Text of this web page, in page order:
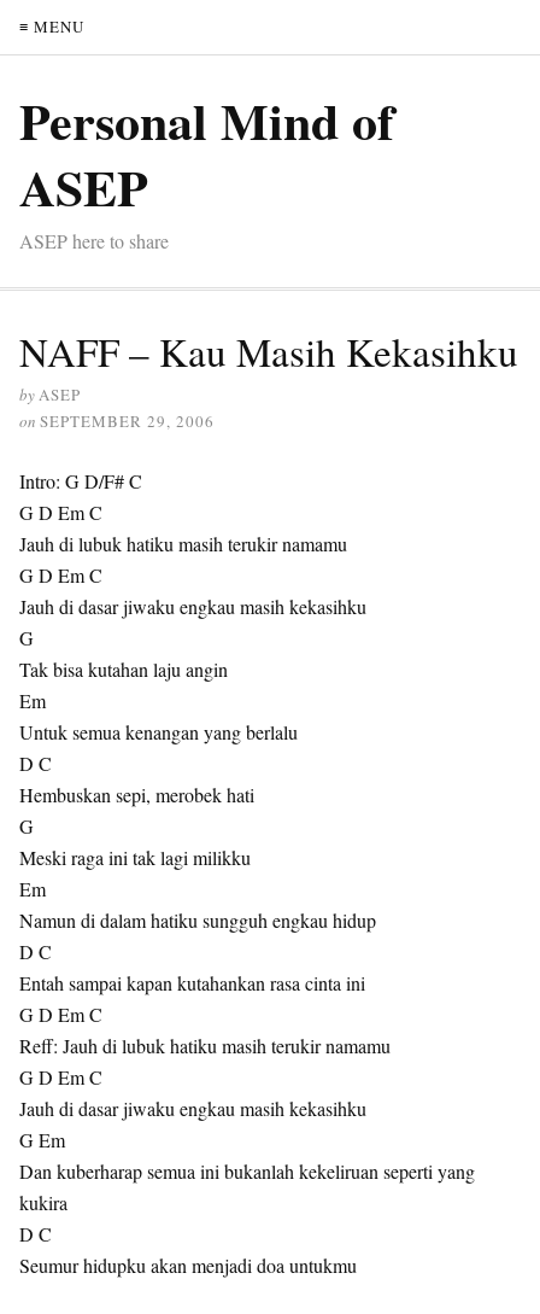
≡ MENU
Personal Mind of
ASEP
ASEP here to share
NAFF – Kau Masih Kekasihku
byASEP
on SEPTEMBER 29, 2006
Intro: G D/F# C
G D Em C
Jauh di lubuk hatiku masih terukir namamu
G D Em C
Jauh di dasar jiwaku engkau masih kekasihku
G
Tak bisa kutahan laju angin
Em
Untuk semua kenangan yang berlalu
D C
Hembuskan sepi, merobek hati
G
Meski raga ini tak lagi milikku
Em
Namun di dalam hatiku sungguh engkau hidup
D C
Entah sampai kapan kutahankan rasa cinta ini
G D Em C
Reff: Jauh di lubuk hatiku masih terukir namamu
G D Em C
Jauh di dasar jiwaku engkau masih kekasihku
G Em
Dan kuberharap semua ini bukanlah kekeliruan seperti yang
kukira
D C
Seumur hidupku akan menjadi doa untukmu